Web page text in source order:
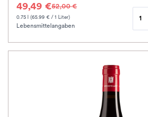
49,49 €52,00 €
0.75 l (65.99 € / 1 Liter)
Lebensmittelangaben
1